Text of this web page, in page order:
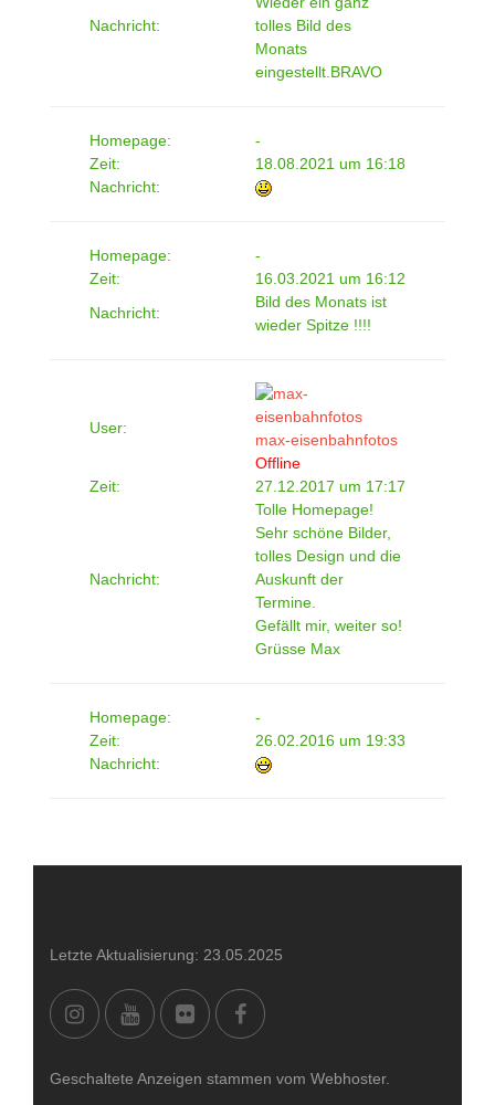
Nachricht:
tolles Bild des
Monats
eingestellt.BRAVO
Homepage:
-
Zeit:
18.08.2021 um 16:18
Nachricht:
Homepage:
-
Zeit:
16.03.2021 um 16:12
Nachricht:
Bild des Monats ist
wieder Spitze !!!!
User:
max-eisenbahnfotos
Offline
Zeit:
27.12.2017 um 17:17
Nachricht:
Tolle Homepage!
Sehr schöne Bilder,
tolles Design und die
Auskunft der
Termine.
Gefällt mir, weiter so!
Grüsse Max
Homepage:
-
Zeit:
26.02.2016 um 19:33
Nachricht:
Letzte Aktualisierung: 23.05.2025
Geschaltete Anzeigen stammen vom Webhoster.